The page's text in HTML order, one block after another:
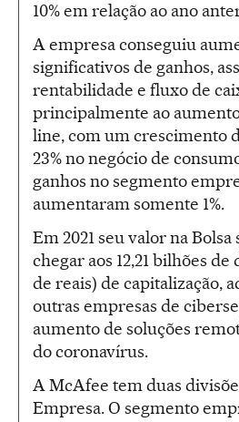
10% em relação ao ano
A empresa conseguiu
significativos de ganhos,
rentabilidade e fluxo de
principalmente ao
line, com um crescimento
23% no negócio de
ganhos no segmento
aumentaram somente 1%.
Em 2021 seu valor na Bolsa
chegar aos 12,21 bilhões de
de reais) de capitalização,
outras empresas de
aumento de soluções
do coronavírus.
A McAfee tem duas
Empresa. O segmento